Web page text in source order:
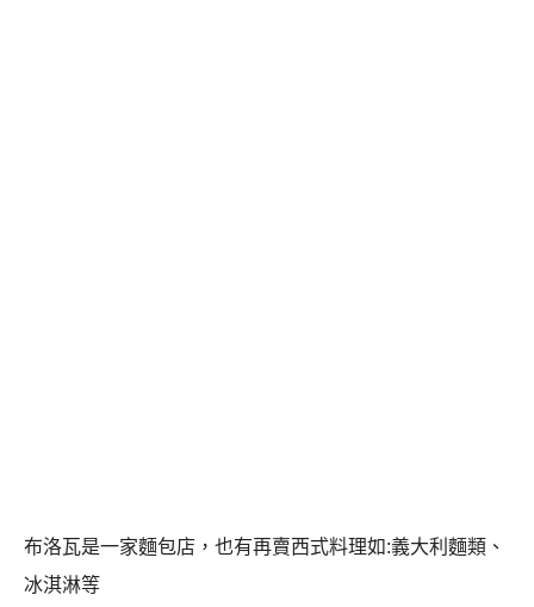
布洛瓦是一家麵包店，也有再賣西式料理如:義大利麵類、
冰淇淋等